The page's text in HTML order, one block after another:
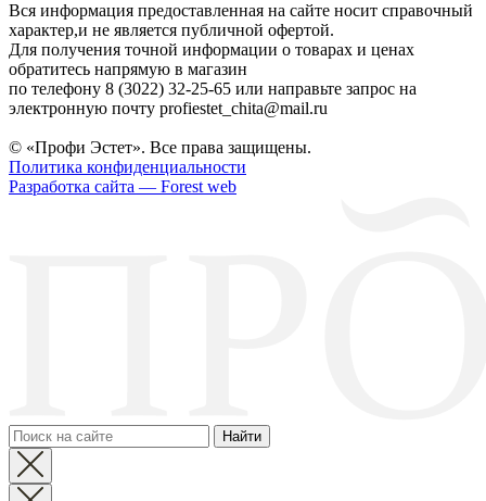
Вся информация предоставленная на сайте носит справочный
характер,и не является публичной офертой.
Для получения точной информации о товарах и ценах
обратитесь напрямую в магазин
по телефону 8 (3022) 32-25-65 или направьте запрос на
электронную почту profiestet_chita@mail.ru
© «Профи Эстет». Все права защищены.
Политика конфиденциальности
Разработка сайта — Forest web
Найти